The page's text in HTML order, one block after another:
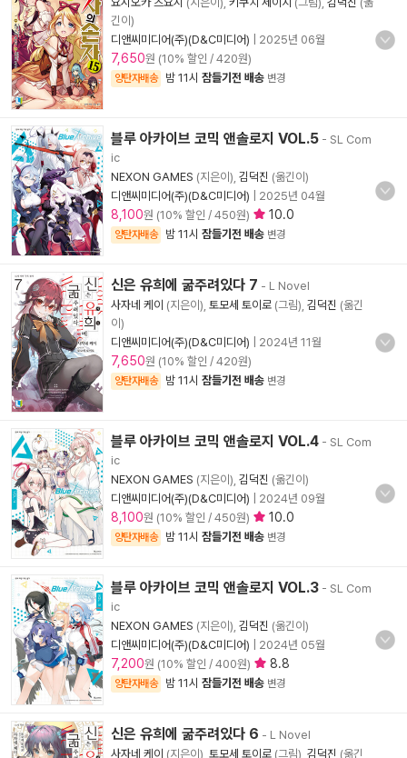
긴이)
디앤씨미디어(주)(D&C미디어)
2025년 06월
7,650원 (10% 할인 / 420원)
양탄자배송 밤 11시 잠들기전 배송 변경
블루 아카이브 코믹 앤솔로지 VOL.5 - SL Com
ic
NEXON GAMES (지은이), 김덕진 (옮긴이)
디앤씨미디어(주)(D&C미디어)
2025년 04월
8,100원 (10% 할인 / 450원) 10.0
양탄자배송 밤 11시 잠들기전 배송 변경
신은 유희에 굶주려있다 7 - L Novel
사자네 케이 (지은이), 토모세 토이로 (그림), 김덕진 (옮긴
이)
디앤씨미디어(주)(D&C미디어)
2024년 11월
7,650원 (10% 할인 / 420원)
양탄자배송 밤 11시 잠들기전 배송 변경
블루 아카이브 코믹 앤솔로지 VOL.4 - SL Com
ic
NEXON GAMES (지은이), 김덕진 (옮긴이)
디앤씨미디어(주)(D&C미디어)
2024년 09월
8,100원 (10% 할인 / 450원) 10.0
양탄자배송 밤 11시 잠들기전 배송 변경
블루 아카이브 코믹 앤솔로지 VOL.3 - SL Com
ic
NEXON GAMES (지은이), 김덕진 (옮긴이)
디앤씨미디어(주)(D&C미디어)
2024년 05월
7,200원 (10% 할인 / 400원) 8.8
양탄자배송 밤 11시 잠들기전 배송 변경
신은 유희에 굶주려있다 6 - L Novel
사자네 케이 (지은이), 토모세 토이로 (그림), 김덕진 (옮긴